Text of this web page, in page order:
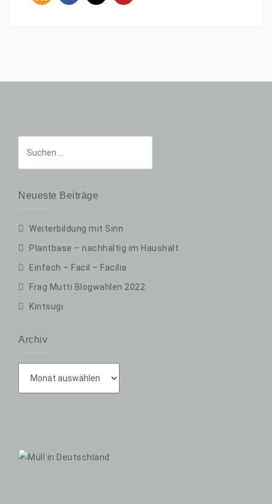
Neueste Beiträge
Weiterbildung mit Sinn
Plantbase – nachhaltig im Haushalt
Einfach – Facil – Facilia
Frag Mutti Blogwahlen 2022
Kintsugi
Archiv